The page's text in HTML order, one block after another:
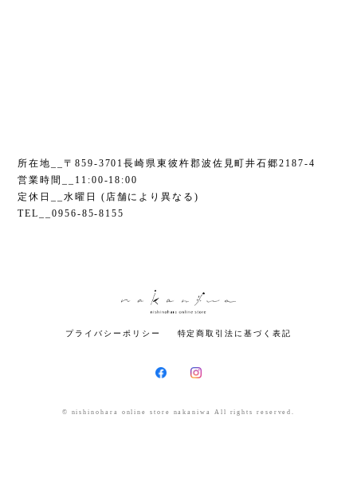
所在地 __〒859-3701長崎県東彼杵郡波佐見町井石郷2187-4
営業時間__11:00-18:00
定休日__水曜日 (店舗により異なる)
TEL__0956-85-8155
プライバシーポリシー 特定商取引法に基づく表記
© nishinohara online store nakaniwa All rights reserved.